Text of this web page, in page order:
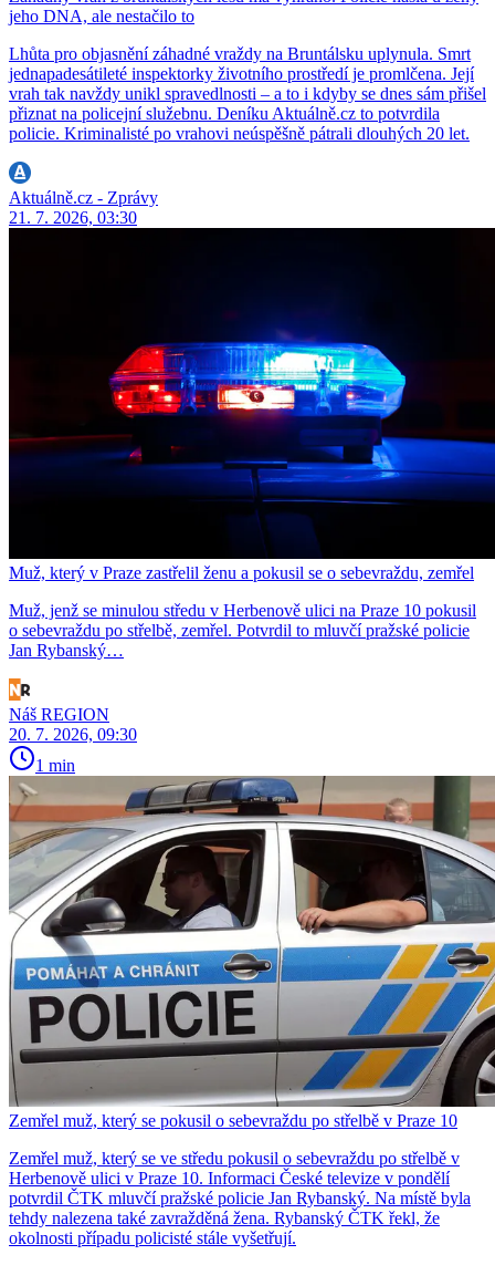
jeho DNA, ale nestačilo to
Lhůta pro objasnění záhadné vraždy na Bruntálsku uplynula. Smrt
jednapadesátileté inspektorky životního prostředí je promlčena. Její
vrah tak navždy unikl spravedlnosti – a to i kdyby se dnes sám přišel
přiznat na policejní služebnu. Deníku Aktuálně.cz to potvrdila
policie. Kriminalisté po vrahovi neúspěšně pátrali dlouhých 20 let.
Aktuálně.cz - Zprávy
21. 7. 2026, 03:30
Muž, který v Praze zastřelil ženu a pokusil se o sebevraždu, zemřel
Muž, jenž se minulou středu v Herbenově ulici na Praze 10 pokusil
o sebevraždu po střelbě, zemřel. Potvrdil to mluvčí pražské policie
Jan Rybanský…
Náš REGION
20. 7. 2026, 09:30
1 min
Zemřel muž, který se pokusil o sebevraždu po střelbě v Praze 10
Zemřel muž, který se ve středu pokusil o sebevraždu po střelbě v
Herbenově ulici v Praze 10. Informaci České televize v pondělí
potvrdil ČTK mluvčí pražské policie Jan Rybanský. Na místě byla
tehdy nalezena také zavražděná žena. Rybanský ČTK řekl, že
okolnosti případu policisté stále vyšetřují.